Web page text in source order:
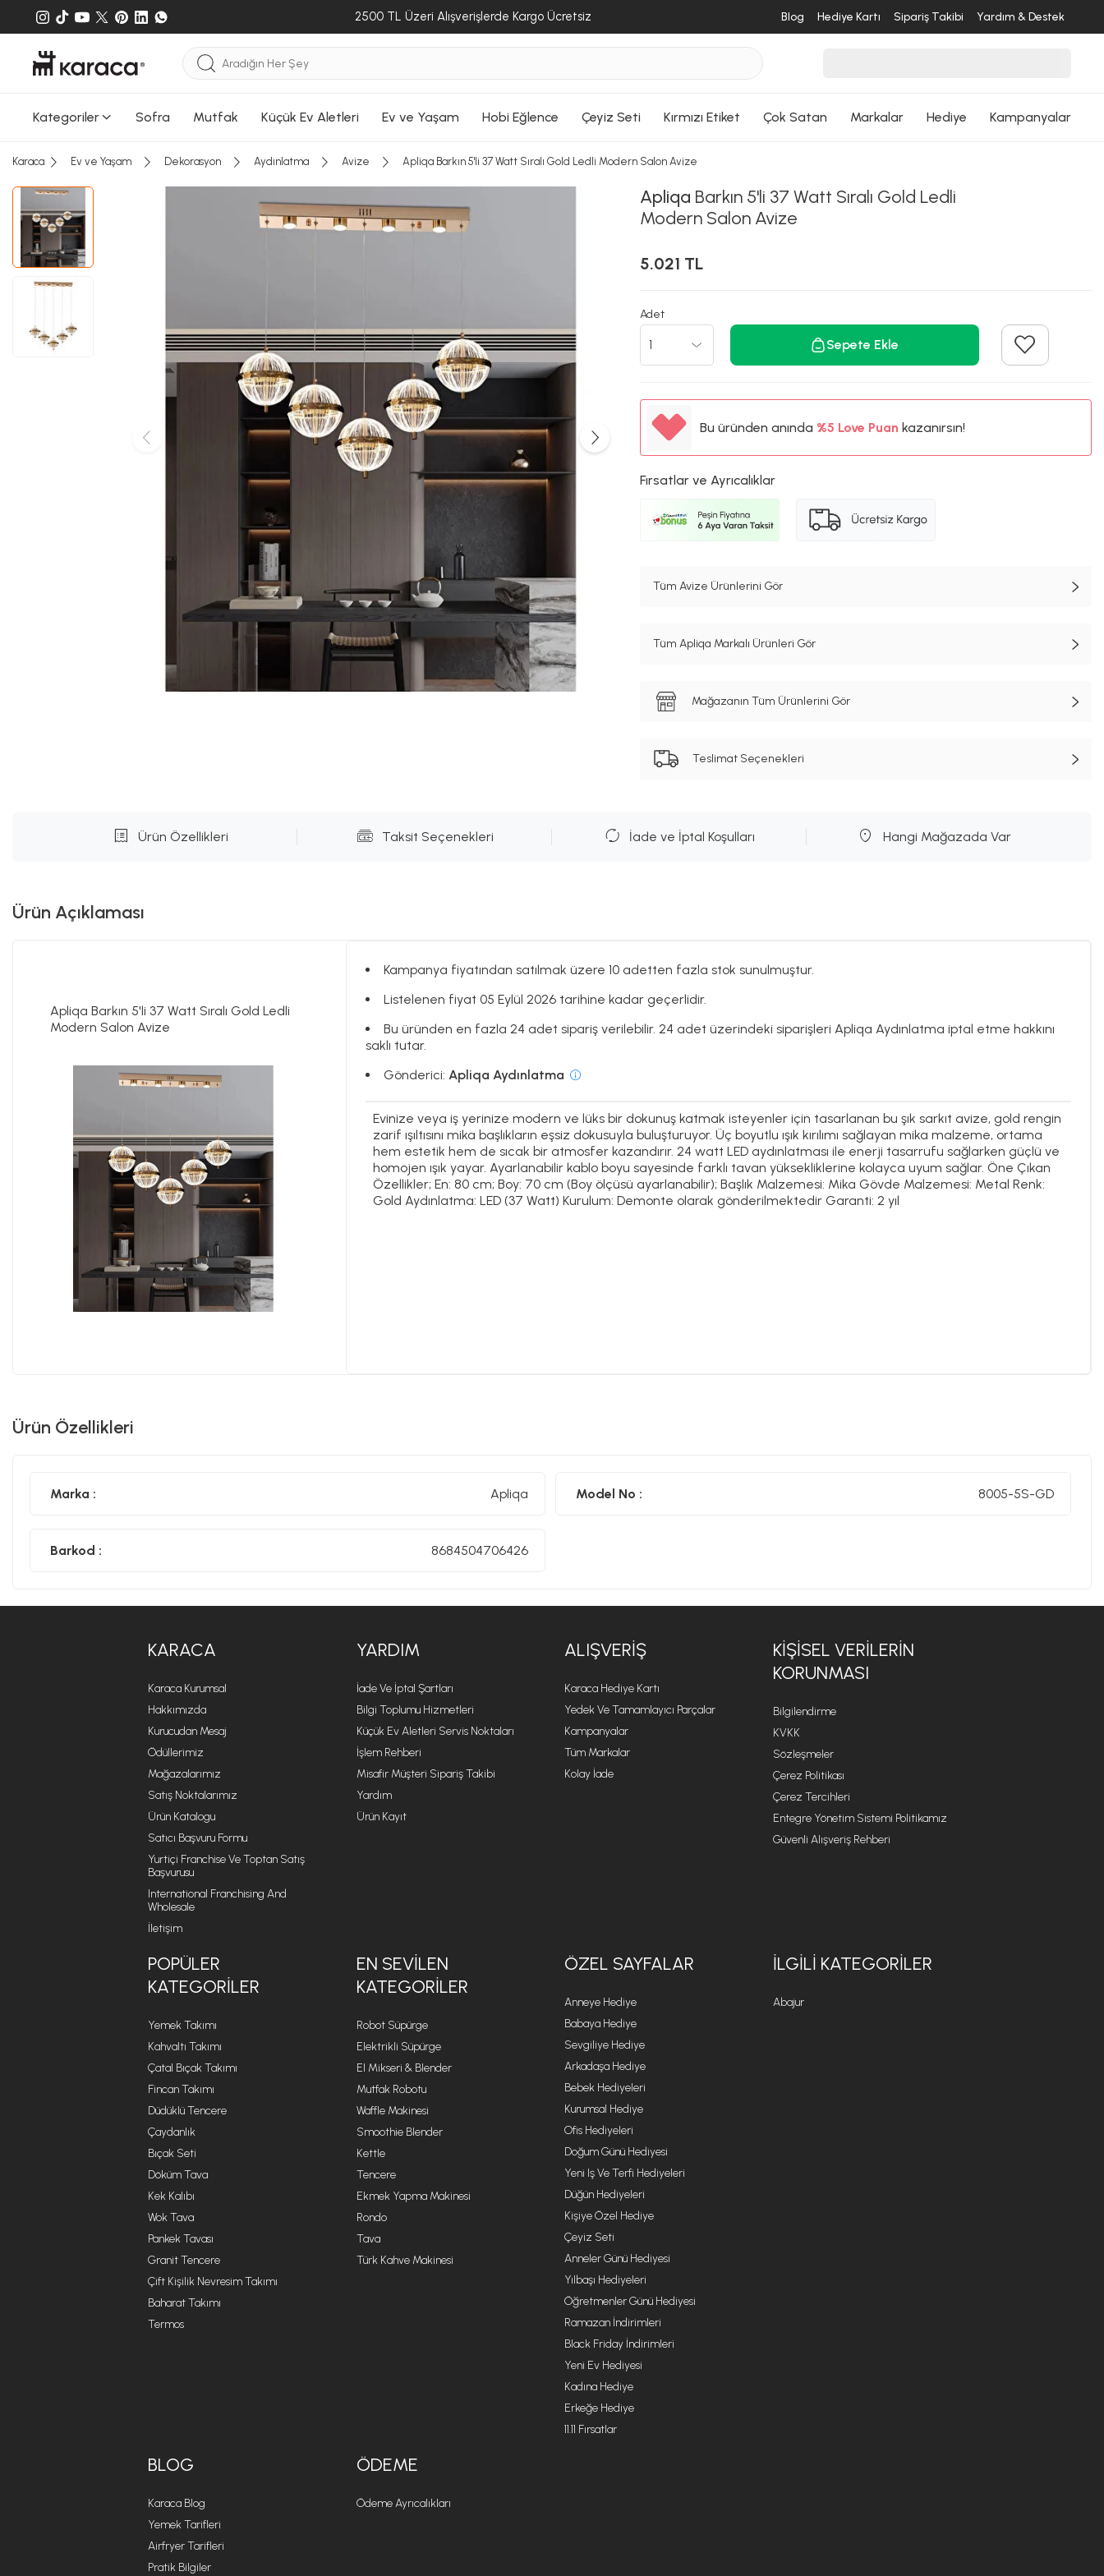
2500 TL Üzeri Alışverişlerde Kargo Ücretsiz Blog Hediye Kartı Sipariş Takibi Yardım & Destek
Kategoriler Sofra Mutfak Küçük Ev Aletleri Ev ve Yaşam Hobi Eğlence Çeyiz Seti Kırmızı Etiket Çok Satan Markalar Hediye Kampanyalar
Karaca Ev ve Yaşam Dekorasyon Aydınlatma Avize Apliqa Barkın 5'li 37 Watt Sıralı Gold Ledli Modern Salon Avize
Apliqa Barkın 5'li 37 Watt Sıralı Gold Ledli
Modern Salon Avize
5.021 TL
Adet
Sepete Ekle
Bu üründen anında %5
%5
Love Puan kazanırsın!
Fırsatlar ve Ayrıcalıklar
Tüm Avize Ürünlerini Gör
Tüm Apliqa Markalı Ürünleri Gör
Mağazanın Tüm Ürünlerini Gör
Teslimat Seçenekleri
Ürün Özellikleri Taksit Seçenekleri İade ve İptal Koşulları Hangi Mağazada Var
Ürün Açıklaması
Apliqa Barkın 5'li 37 Watt Sıralı Gold Ledli
Modern Salon Avize
Kampanya fiyatından satılmak üzere 10 adetten fazla stok sunulmuştur.
Listelenen fiyat 05 Eylül 2026 tarihine kadar geçerlidir.
Bu üründen en fazla 24 adet sipariş verilebilir. 24 adet üzerindeki siparişleri Apliqa Aydınlatma iptal etme hakkını
saklı tutar.
Gönderici: Apliqa Aydınlatma
Evinize veya iş yerinize modern ve lüks bir dokunuş katmak isteyenler için tasarlanan bu şık sarkıt avize, gold rengin
zarif ışıltısını mika başlıkların eşsiz dokusuyla buluşturuyor. Üç boyutlu ışık kırılımı sağlayan mika malzeme, ortama
hem estetik hem de sıcak bir atmosfer kazandırır. 24 watt LED aydınlatması ile enerji tasarrufu sağlarken güçlü ve
homojen ışık yayar. Ayarlanabilir kablo boyu sayesinde farklı tavan yüksekliklerine kolayca uyum sağlar. Öne Çıkan
Özellikler; En: 80 cm; Boy: 70 cm (Boy ölçüsü ayarlanabilir); Başlık Malzemesi: Mika Gövde Malzemesi: Metal Renk:
Gold Aydınlatma: LED (37 Watt) Kurulum: Demonte olarak gönderilmektedir Garanti: 2 yıl
Ürün Özellikleri
Marka : Apliqa Model No : 8005-5S-GD
Barkod : 8684504706426
KARACA
Karaca Kurumsal
Hakkımızda
Kurucudan Mesaj
Ödüllerimiz
Mağazalarımız
Satış Noktalarımız
Ürün Katalogu
Satıcı Başvuru Formu
Yurtiçi Franchise Ve Toptan Satış
Başvurusu
International Franchising And
Wholesale
İletişim
YARDIM
İade Ve İptal Şartları
Bilgi Toplumu Hizmetleri
Küçük Ev Aletleri Servis Noktaları
İşlem Rehberi
Misafir Müşteri Sipariş Takibi
Yardım
Ürün Kayıt
ALIŞVERIŞ
Karaca Hediye Kartı
Yedek Ve Tamamlayıcı Parçalar
Kampanyalar
Tüm Markalar
Kolay İade
KIŞISEL VERILERIN
KORUNMASI
Bilgilendirme
KVKK
Sözleşmeler
Çerez Politikası
Çerez Tercihleri
Entegre Yönetim Sistemi Politikamız
Güvenli Alışveriş Rehberi
POPÜLER
KATEGORILER
Yemek Takımı
Kahvaltı Takımı
Çatal Bıçak Takımı
Fincan Takımı
Düdüklü Tencere
Çaydanlık
Bıçak Seti
Döküm Tava
Kek Kalıbı
Wok Tava
Pankek Tavası
Granit Tencere
Çift Kişilik Nevresim Takımı
Baharat Takımı
Termos
EN SEVILEN
KATEGORILER
Robot Süpürge
Elektrikli Süpürge
El Mikseri & Blender
Mutfak Robotu
Waffle Makinesi
Smoothie Blender
Kettle
Tencere
Ekmek Yapma Makinesi
Rondo
Tava
Türk Kahve Makinesi
ÖZEL SAYFALAR
Anneye Hediye
Babaya Hediye
Sevgiliye Hediye
Arkadaşa Hediye
Bebek Hediyeleri
Kurumsal Hediye
Ofis Hediyeleri
Doğum Günü Hediyesi
Yeni Iş Ve Terfi Hediyeleri
Düğün Hediyeleri
Kişiye Özel Hediye
Çeyiz Seti
Anneler Günü Hediyesi
Yılbaşı Hediyeleri
Öğretmenler Günü Hediyesi
Ramazan İndirimleri
Black Friday İndirimleri
Yeni Ev Hediyesi
Kadına Hediye
Erkeğe Hediye
11.11 Fırsatlar
İLGILI KATEGORILER
Abajur
BLOG
Karaca Blog
Yemek Tarifleri
Airfryer Tarifleri
Pratik Bilgiler
ÖDEME
Ödeme Ayrıcalıkları